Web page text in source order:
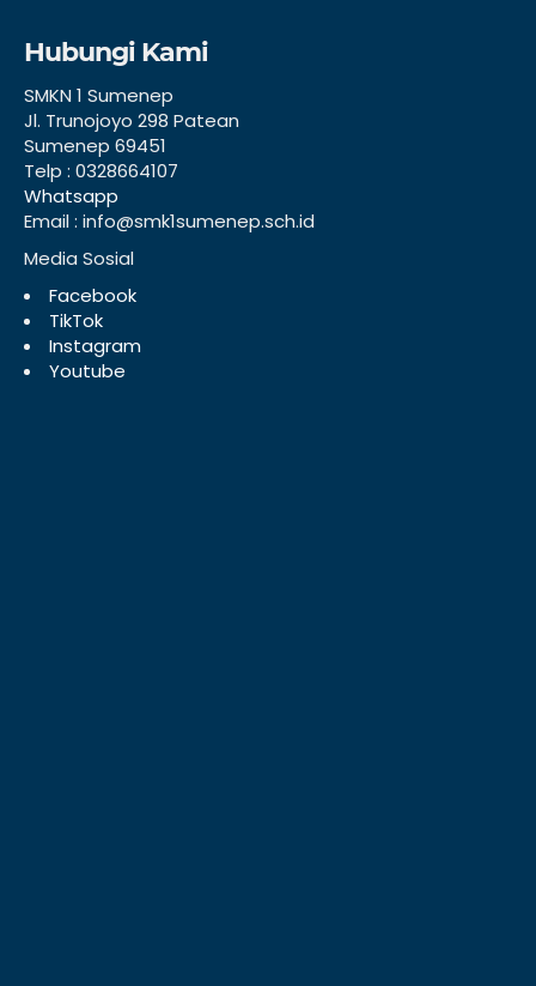
Hubungi Kami
SMKN 1 Sumenep
Jl. Trunojoyo 298 Patean
Sumenep 69451
Telp : 0328664107
Whatsapp
Email : info@smk1sumenep.sch.id
Media Sosial
Facebook
TikTok
Instagram
Youtube